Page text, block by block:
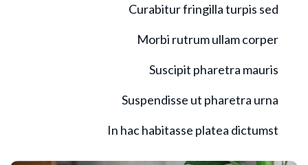
Curabitur fringilla turpis sed
Morbi rutrum ullam corper
Suscipit pharetra mauris
Suspendisse ut pharetra urna
In hac habitasse platea dictumst